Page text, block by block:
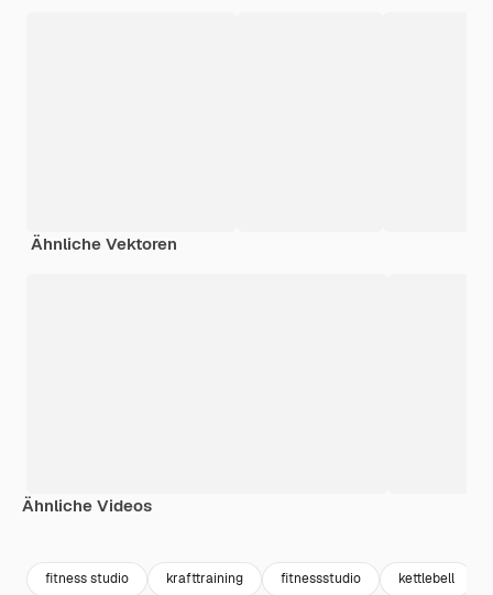
Ähnliche Vektoren
Ähnliche Videos
fitness studio krafttraining fitnessstudio kettlebell